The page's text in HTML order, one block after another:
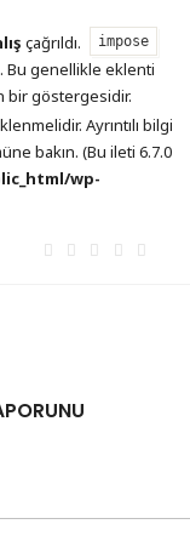
çağrıldı. impose
Bu genellikle eklenti
bir göstergesidir.
Ayrıntılı bilgi
bakın. (Bu ileti 6.7.0
wp-